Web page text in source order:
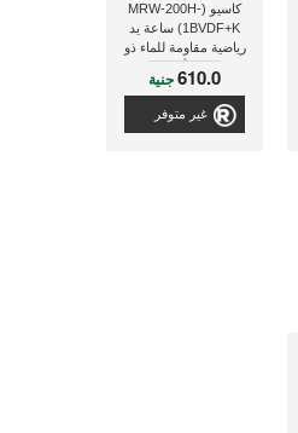
كاسيو (MRW-200H-
1BVDF+K) ساعة يد
رياضية مقاومة للماء ذو
لون أسود
610.0جنية
غير متوفر